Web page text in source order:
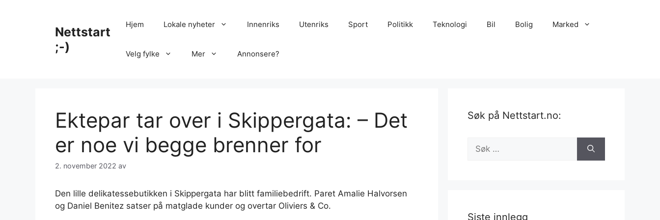
Nettstart
;-)
Hjem Lokale nyheter Innenriks Utenriks Sport Politikk Teknologi Bil Bolig Marked
Velg fylke Mer Annonsere?
Ektepar tar over i Skipper­gata: – Det
er noe vi begge brenner for
2. november 2022 av
Den lille delikatessebutikken i Skippergata har blitt familiebedrift. Paret Amalie Halvorsen
og Daniel Benitez satser på matglade kunder og overtar Oliviers & Co.
Søk på Nettstart.no:
Søk
etter:
Siste innlegg